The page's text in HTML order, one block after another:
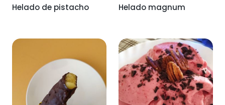
Helado de pistacho Helado magnum